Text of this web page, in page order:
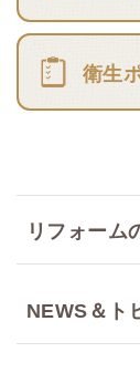
衛生
リフォーム
NEWS＆ト